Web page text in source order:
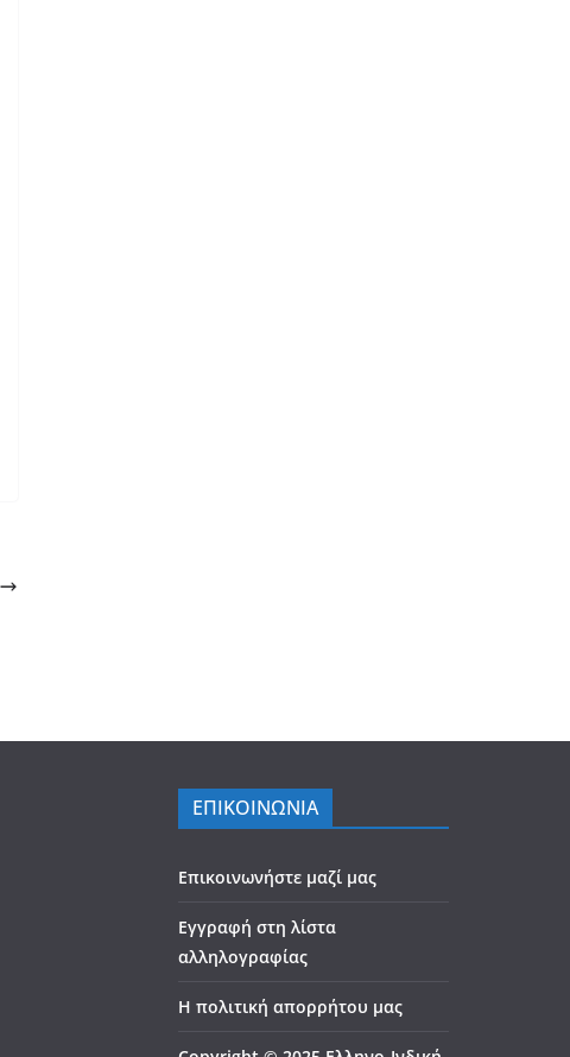
ΕΠΙΚΟΙΝΩΝΙΑ
Επικοινωνήστε μαζί μας
Εγγραφή στη λίστα
αλληλογραφίας
Η πολιτική απορρήτου μας